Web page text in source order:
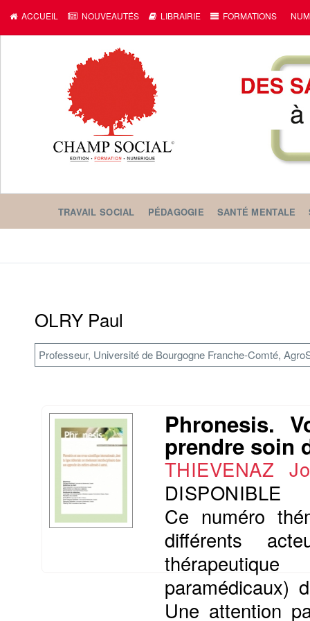
ACCUEIL NOUVEAUTÉS LIBRAIRIE FORMATIONS
TRAVAIL SOCIAL PÉDAGOGIE SANTÉ MENTALE
OLRY Paul
Professeur, Université de Bourgogne Franche-Comté,
Phronesis.
prendre soin
THIEVENAZ
DISPONIBLE
Ce numéro
différents
paramédicaux)
Une attention